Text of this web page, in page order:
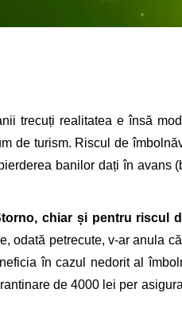
trecuți realitatea e însă
de turism. Riscul de
banilor dați în avans
chiar și pentru riscul
odată petrecute, v-ar anula
în cazul nedorit al
de 4000 lei per